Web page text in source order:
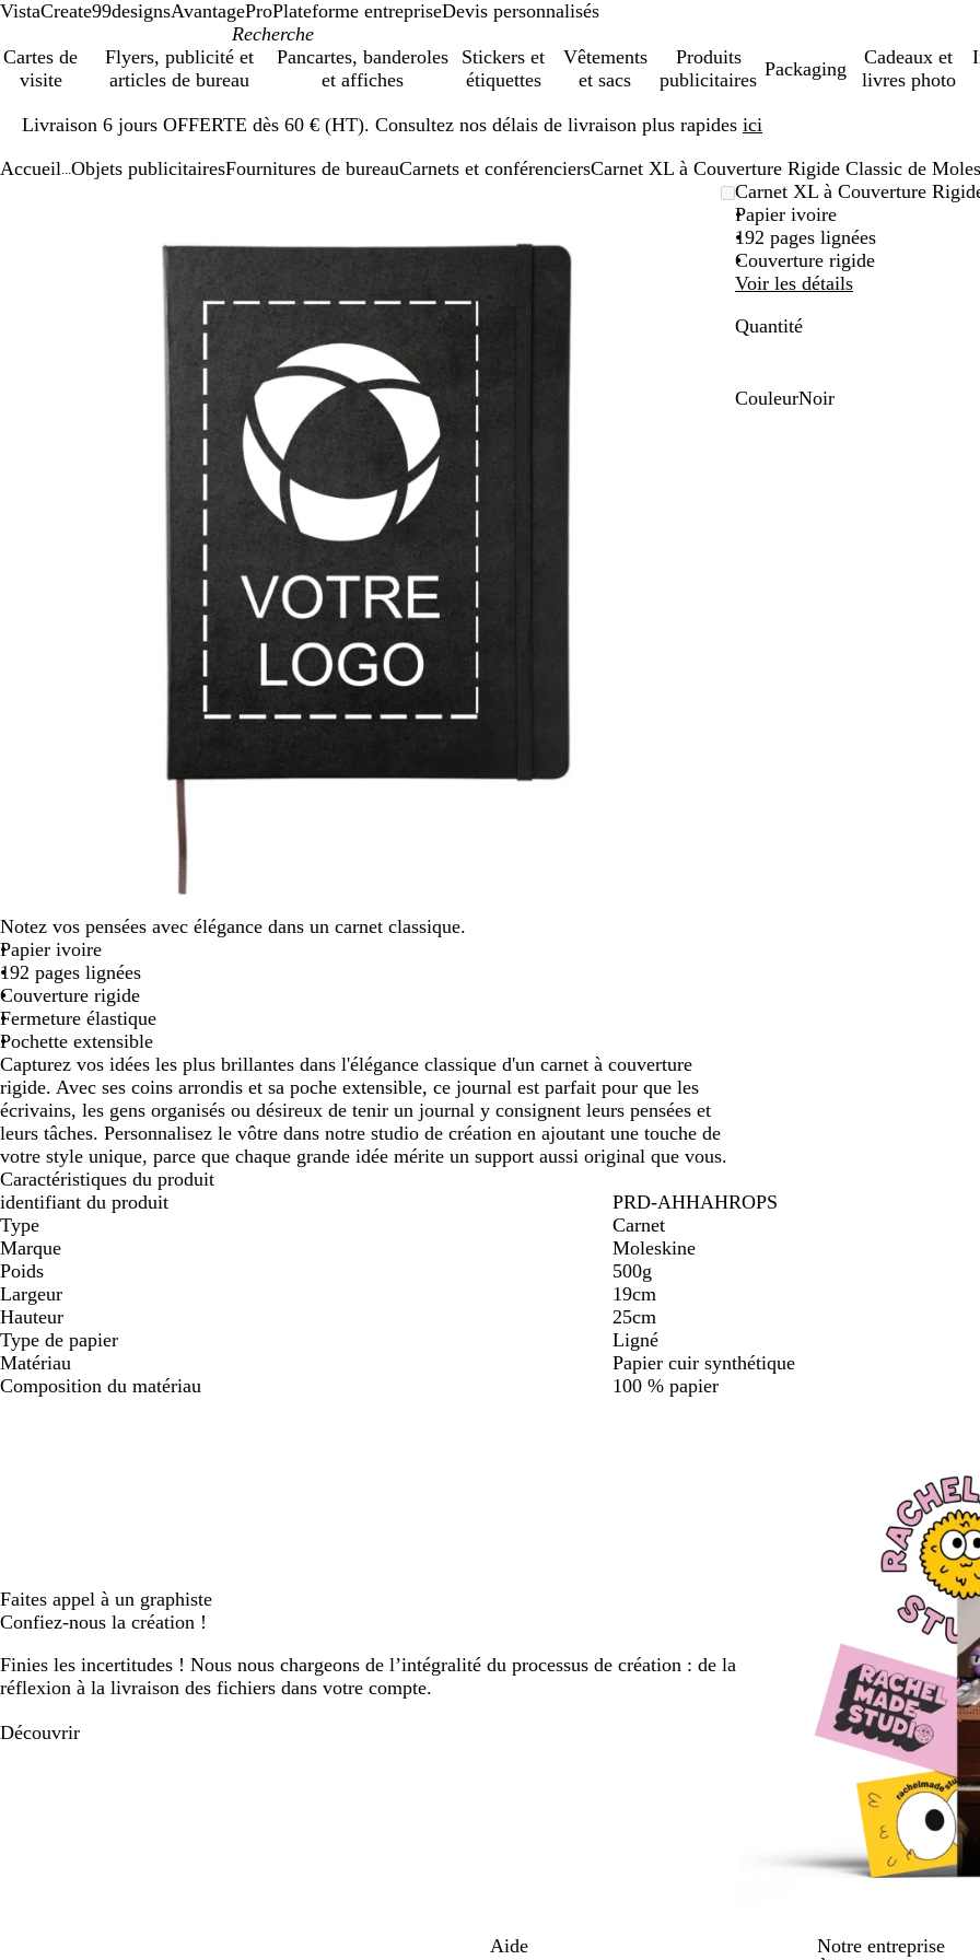
VistaCreate99designsAvantageProPlateforme entrepriseDevis personnalisés
Cartes de
visite
Flyers, publicité et
articles de bureau
Pancartes, banderoles
et affiches
Stickers et
étiquettes
Vêtements
et sacs
Produits
publicitaires
Packaging
Cadeaux et
livres photo
Livraison 6 jours OFFERTE dès 60 € (HT). Consultez nos délais de livraison plus rapides ici
1
Accueil Objets publicitairesFournitures de bureauCarnets et conférenciersCarnet XL à Couverture Rigide Classic de
moins
zoomer
et
les
touches
fléchées
faire
défiler
Carnet XL à Couverture
Papier ivoire
192 pages lignées
Couverture rigide
Voir les détails
Quantité
CouleurNoir
Notez vos pensées avec élégance dans un carnet classique.
Papier ivoire
192 pages lignées
Couverture rigide
Fermeture élastique
Pochette extensible
Capturez vos idées les plus brillantes dans l'élégance classique d'un carnet à couverture
rigide. Avec ses coins arrondis et sa poche extensible, ce journal est parfait pour que les
écrivains, les gens organisés ou désireux de tenir un journal y consignent leurs pensées et
leurs tâches. Personnalisez le vôtre dans notre studio de création en ajoutant une touche de
votre style unique, parce que chaque grande idée mérite un support aussi original que vous.
Caractéristiques du produit
identifiant du produit
PRD-AHHAHROPS
Type
Carnet
Marque
Moleskine
Poids
500g
Largeur
19cm
Hauteur
25cm
Type de papier
Ligné
Matériau
Papier cuir synthétique
Composition du matériau
100 % papier
Faites appel à un graphiste
Confiez-nous la création !
Finies les incertitudes ! Nous nous chargeons de l’intégralité du processus de création : de la
réflexion à la livraison des fichiers dans votre compte.
Découvrir
Aide
Notre entreprise